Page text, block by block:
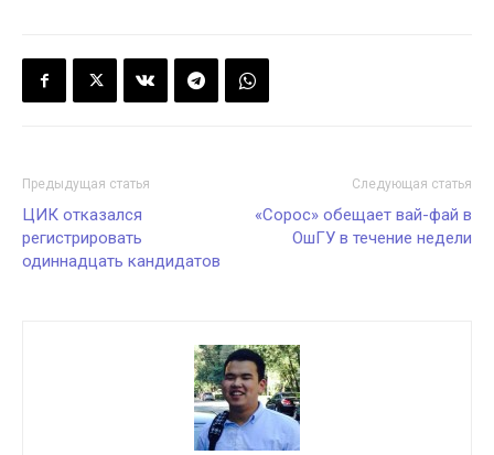
Предыдущая статья
ЦИК отказался
регистрировать
одиннадцать кандидатов
Следующая статья
«Сорос» обещает вай-фай в
ОшГУ в течение недели